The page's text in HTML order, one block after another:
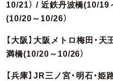
10/21） / 近鉄丹波橋(10/19
(10/20～10/26）
【大阪】大阪メトロ梅田・
満橋(10/20～10/26）
【兵庫】JR三ノ宮・明石・